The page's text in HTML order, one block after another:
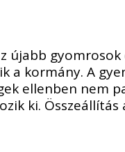
újabb
a kormány. A
ellenben nem
ki.